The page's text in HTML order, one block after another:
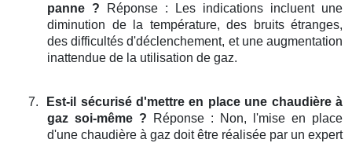
panne ? Réponse : Les indications incluent une
diminution de la température, des bruits étranges,
des difficultés d'déclenchement, et une augmentation
inattendue de la utilisation de gaz.
7.
Est-il sécurisé d'mettre en place une chaudière à
gaz soi-même ? Réponse : Non, l'mise en place
d'une chaudière à gaz doit être réalisée par un expert